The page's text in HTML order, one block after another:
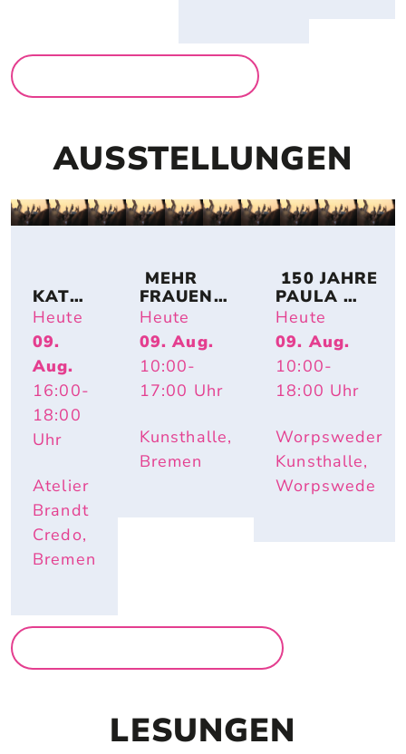
AUSSTELLUNGEN
KATRI
N
SCHÜT
TE –
HAUS
WELTE
N
Heute
09.
Aug.
16:00-
18:00
Uhr
Atelier
Brandt
Credo,
Bremen
MEHR
FRAUEN!
BREMER
KÜNSTLE
RINNEN
AUF
PAPIER
Heute
09. Aug.
10:00-
17:00 Uhr
Kunsthalle,
Bremen
150 JAHRE
PAULA
MODERSO
HN-
BECKER:
IMPULS
PAULA –
LONGEVIAL
Heute
09. Aug.
10:00-
18:00 Uhr
Worpsweder
Kunsthalle,
Worpswede
LESUNGEN